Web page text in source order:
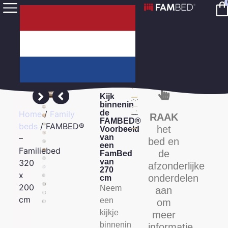
Home/ Family
beds / FAMBED®
–
Familiebed
320
x
200
cm
Kijk
binnenin
de
FAMBED®
Voorbeeld
van
een
FamBed
van
270
cm
Neem
een
kijkje
binnenin
RAAK
het
bed en
de
afzonderlijke
onderdelen
aan
om
meer